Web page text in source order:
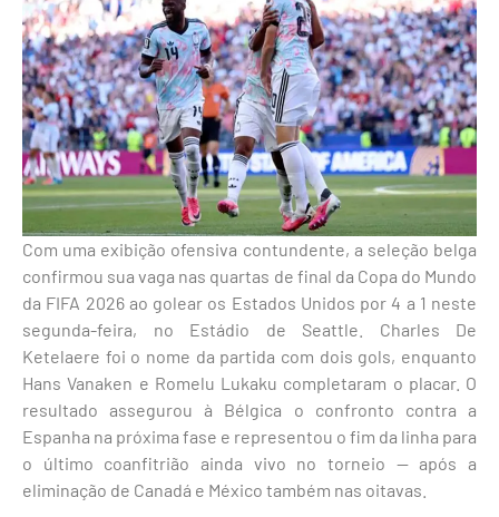
Com uma exibição ofensiva contundente, a seleção belga
confirmou sua vaga nas quartas de final da Copa do Mundo
da FIFA 2026 ao golear os Estados Unidos por 4 a 1 neste
segunda-feira, no Estádio de Seattle. Charles De
Ketelaere foi o nome da partida com dois gols, enquanto
Hans Vanaken e Romelu Lukaku completaram o placar. O
resultado assegurou à Bélgica o confronto contra a
Espanha na próxima fase e representou o fim da linha para
o último coanfitrião ainda vivo no torneio — após a
eliminação de Canadá e México também nas oitavas.